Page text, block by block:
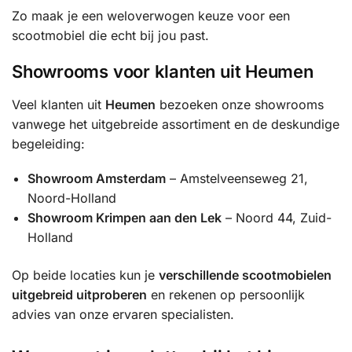
Zo maak je een weloverwogen keuze voor een
scootmobiel die echt bij jou past.
Showrooms voor klanten uit Heumen
Veel klanten uit Heumen bezoeken onze showrooms
vanwege het uitgebreide assortiment en de deskundige
begeleiding:
Showroom Amsterdam – Amstelveenseweg 21,
Noord-Holland
Showroom Krimpen aan den Lek – Noord 44, Zuid-
Holland
Op beide locaties kun je verschillende scootmobielen
uitgebreid uitproberen en rekenen op persoonlijk
advies van onze ervaren specialisten.